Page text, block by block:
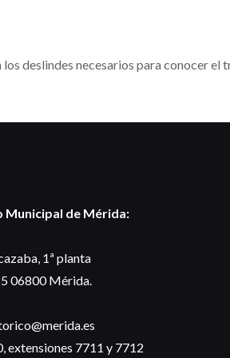
deslindes necesarios para conocer
de Mérida:
1ª planta
5 06800 Mérida.
extensiones 7711 y 7712